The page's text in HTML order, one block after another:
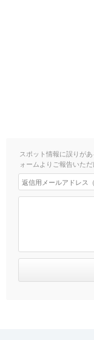
スポット情報に誤りが
ォームよりご報告いただ